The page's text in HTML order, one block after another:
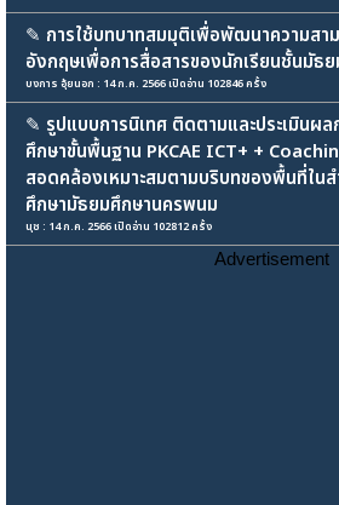
✎ การใช้บทบาทสมมุติเพื่อพัฒนาความสา
อังกฤษเพื่อการสื่อสารของนักเรียนชั้นมัธ
บงการ อุ้ยนอก : 14 ก.ค. 2566 เปิดอ่าน 102846 ครั้ง
✎ รูปแบบการนิเทศ ติดตามและประเมินผ
ศึกษาขั้นพื้นฐาน PKCAE ICT+ +
สอดคล้องเหมาะสมตามบริบทของพื้นที่ใน
ศึกษามัธยมศึกษานครพนม
นุช : 14 ก.ค. 2566 เปิดอ่าน 102812 ครั้ง
Advertisement